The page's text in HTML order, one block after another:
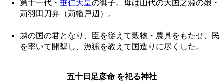
第十一代・ 垂仁天皇の御子。母は山代の大国之淵の娘・
苅羽田刀弁（苅幡戸辺）。
越の国の君となり、臣を従えて穀物・農具をもたせ、民
を率いて開墾し、漁猟を教えて国造りに尽くした。
五十日足彦命 を祀る神社